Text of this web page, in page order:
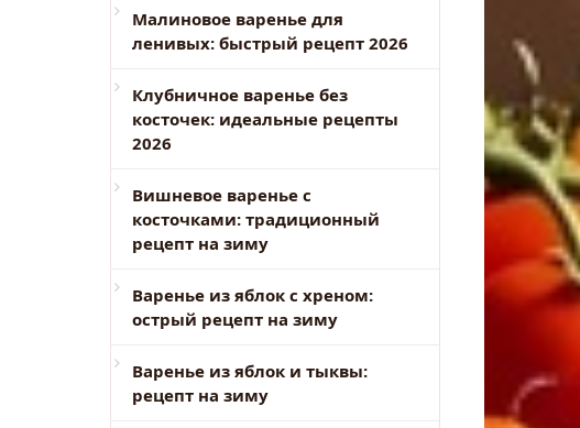
Малиновое варенье для
ленивых: быстрый рецепт 2026
Клубничное варенье без
косточек: идеальные рецепты
2026
Вишневое варенье с
косточками: традиционный
рецепт на зиму
Варенье из яблок с хреном:
острый рецепт на зиму
Варенье из яблок и тыквы:
рецепт на зиму